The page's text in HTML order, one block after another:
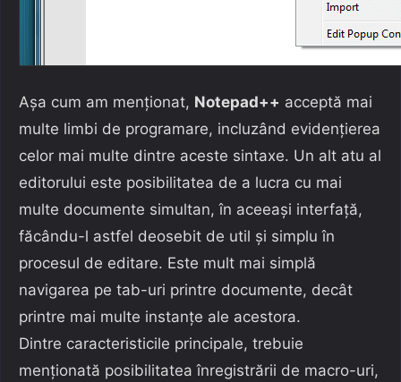
Așa cum am menționat, Notepad++ acceptă mai
multe limbi de programare, incluzând evidențierea
celor mai multe dintre aceste sintaxe. Un alt atu al
editorului este posibilitatea de a lucra cu mai
multe documente simultan, în aceeași interfață,
făcându-l astfel deosebit de util și simplu în
procesul de editare. Este mult mai simplă
navigarea pe tab-uri printre documente, decât
printre mai multe instanțe ale acestora.
Dintre caracteristicile principale, trebuie
menționată posibilitatea înregistrării de macro-uri,